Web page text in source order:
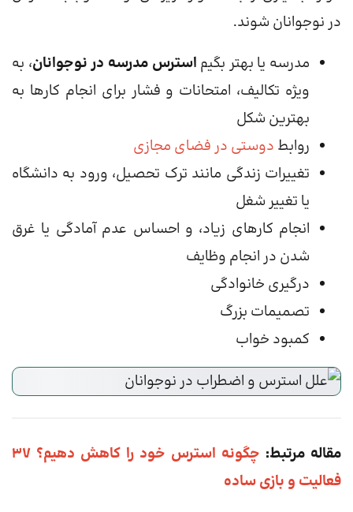
در نوجوانان شوند.
مدرسه یا بهتر بگیم استرس مدرسه در نوجوانان، به
ویژه تکالیف، امتحانات و فشار برای انجام کارها به
بهترین شکل
روابط دوستی در فضای مجازی
تغییرات زندگی مانند ترک تحصیل، ورود به دانشگاه
یا تغییر شغل
انجام کارهای زیاد، و احساس عدم آمادگی یا غرق
شدن در انجام وظایف
درگیری خانوادگی
تصمیمات بزرگ
کمبود خواب
مقاله مرتبط:
چگونه استرس خود را کاهش دهیم؟ 37
فعالیت و بازی ساده